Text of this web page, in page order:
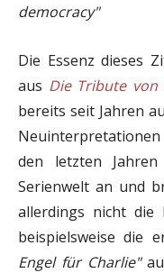
democracy"
Die Essenz dieses
aus Die Tribute von
bereits seit Jahren
den letzten
Serienwelt an und
allerdings nicht die
beispielsweise die
Engel für Charlie"